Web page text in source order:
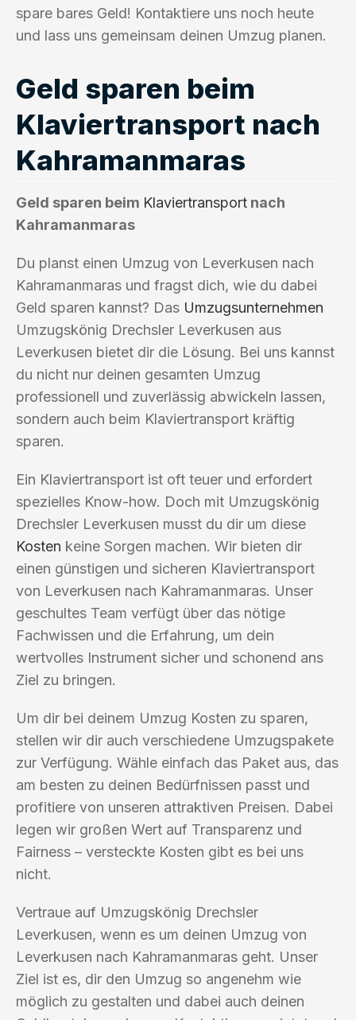
spare bares Geld! Kontaktiere uns noch heute
und lass uns gemeinsam deinen Umzug planen.
Geld sparen beim
Klaviertransport nach
Kahramanmaras
Geld sparen beim Klaviertransport nach
Kahramanmaras
Du planst einen Umzug von Leverkusen nach
Kahramanmaras und fragst dich, wie du dabei
Geld sparen kannst? Das Umzugsunternehmen
Umzugskönig Drechsler Leverkusen aus
Leverkusen bietet dir die Lösung. Bei uns kannst
du nicht nur deinen gesamten Umzug
professionell und zuverlässig abwickeln lassen,
sondern auch beim Klaviertransport kräftig
sparen.
Ein Klaviertransport ist oft teuer und erfordert
spezielles Know-how. Doch mit Umzugskönig
Drechsler Leverkusen musst du dir um diese
Kosten keine Sorgen machen. Wir bieten dir
einen günstigen und sicheren Klaviertransport
von Leverkusen nach Kahramanmaras. Unser
geschultes Team verfügt über das nötige
Fachwissen und die Erfahrung, um dein
wertvolles Instrument sicher und schonend ans
Ziel zu bringen.
Um dir bei deinem Umzug Kosten zu sparen,
stellen wir dir auch verschiedene Umzugspakete
zur Verfügung. Wähle einfach das Paket aus, das
am besten zu deinen Bedürfnissen passt und
profitiere von unseren attraktiven Preisen. Dabei
legen wir großen Wert auf Transparenz und
Fairness – versteckte Kosten gibt es bei uns
nicht.
Vertraue auf Umzugskönig Drechsler
Leverkusen, wenn es um deinen Umzug von
Leverkusen nach Kahramanmaras geht. Unser
Ziel ist es, dir den Umzug so angenehm wie
möglich zu gestalten und dabei auch deinen